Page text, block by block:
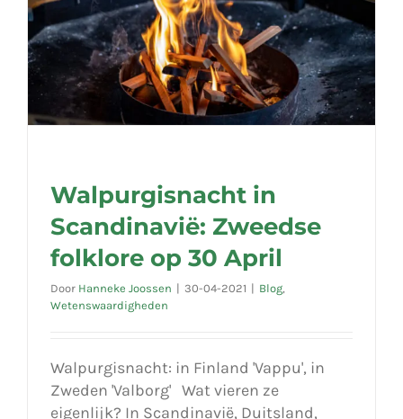
Walpurgisnacht in
Scandinavië: Zweedse
folklore op 30 April
Door Hanneke Joossen | 30-04-2021 | Blog,
Wetenswaardigheden
Walpurgisnacht: in Finland 'Vappu', in
Zweden 'Valborg' Wat vieren ze
eigenlijk? In Scandinavië, Duitsland,